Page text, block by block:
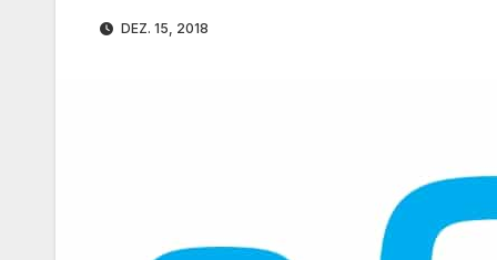
DEZ. 15, 2018